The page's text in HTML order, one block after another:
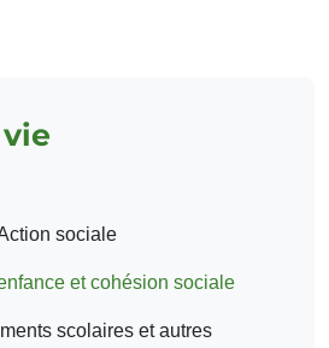
sociale
et cohésion sociale
scolaires et autres